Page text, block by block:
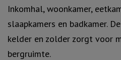
Inkomhal, woonkamer,
slaapkamers en badkamer.
kelder en zolder zorgt voor
bergruimte.